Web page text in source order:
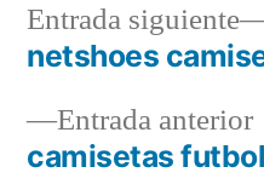
Navegación
deEntrada anterior
camisetas
Entrada siguiente
netshoes